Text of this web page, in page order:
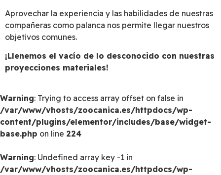
Aprovechar la experiencia y las habilidades de nuestras
compañeras como palanca nos permite llegar nuestros
objetivos comunes.
¡Llenemos el vacío de lo desconocido con nuestras
proyecciones materiales!
Warning: Trying to access array offset on false in
/var/www/vhosts/zoocanica.es/httpdocs/wp-
content/plugins/elementor/includes/base/widget-
base.php on line 224
Warning: Undefined array key -1 in
/var/www/vhosts/zoocanica.es/httpdocs/wp-